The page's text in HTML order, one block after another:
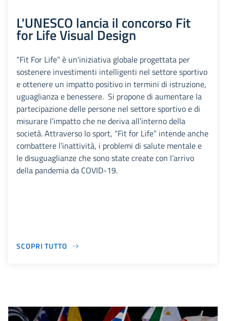
L'UNESCO lancia il concorso Fit
for Life Visual Design
“Fit For Life” è un'iniziativa globale progettata per
sostenere investimenti intelligenti nel settore sportivo
e ottenere un impatto positivo in termini di istruzione,
uguaglianza e benessere. Si propone di aumentare la
partecipazione delle persone nel settore sportivo e di
misurare l’impatto che ne deriva all’interno della
società. Attraverso lo sport, “Fit for Life” intende anche
combattere l’inattività, i problemi di salute mentale e
le disuguaglianze che sono state create con l’arrivo
della pandemia da COVID-19.
SCOPRI TUTTO